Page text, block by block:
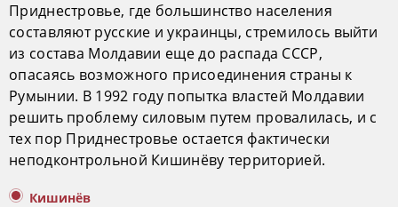
Приднестровье, где большинство населения
составляют русские и украинцы, стремилось выйти
из состава Молдавии еще до распада СССР,
опасаясь возможного присоединения страны к
Румынии. В 1992 году попытка властей Молдавии
решить проблему силовым путем провалилась, и с
тех пор Приднестровье остается фактически
неподконтрольной Кишинёву территорией.
Кишинёв